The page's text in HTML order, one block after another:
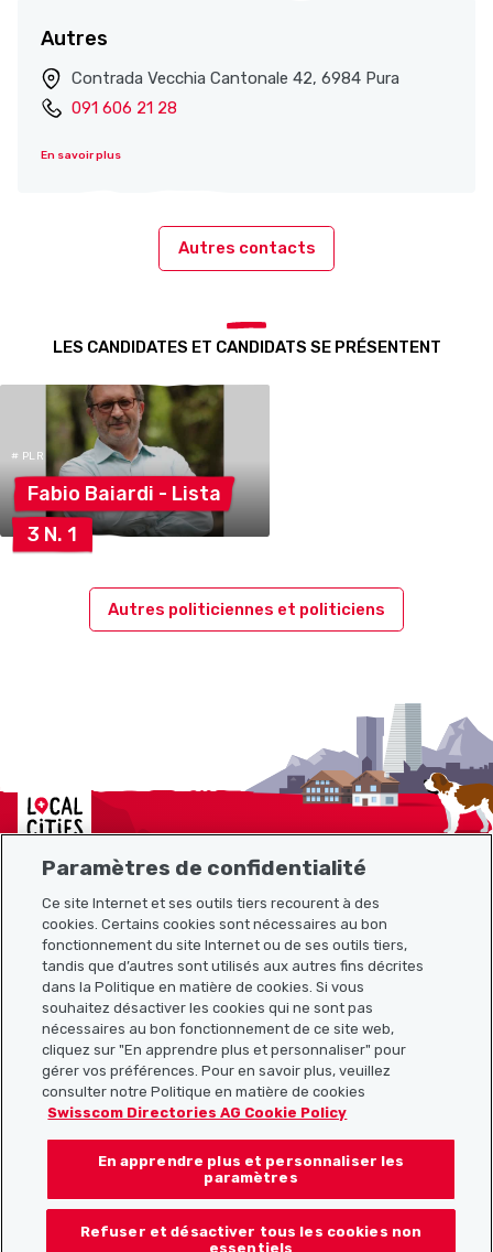
Autres
Contrada Vecchia Cantonale 42, 6984 Pura
091 606 21 28
En savoir plus
Autres contacts
LES CANDIDATES ET CANDIDATS SE PRÉSENTENT
# PLR
Fabio Baiardi - Lista
3 N. 1
Autres politiciennes et politiciens
Localcities
Plan du site
Liens utiles
Télécharger l’application Localcities
Suis-nous sur les réseaux sociaux :
Paramètres de confidentialité
Ce site Internet et ses outils tiers recourent à des
cookies. Certains cookies sont nécessaires au bon
fonctionnement du site Internet ou de ses outils tiers,
tandis que d’autres sont utilisés aux autres fins décrites
dans la Politique en matière de cookies. Si vous
souhaitez désactiver les cookies qui ne sont pas
nécessaires au bon fonctionnement de ce site web,
cliquez sur "En apprendre plus et personnaliser" pour
gérer vos préférences. Pour en savoir plus, veuillez
consulter notre Politique en matière de cookies
Swisscom Directories AG Cookie Policy
En apprendre plus et personnaliser les
paramètres
Refuser et désactiver tous les cookies non
essentiels